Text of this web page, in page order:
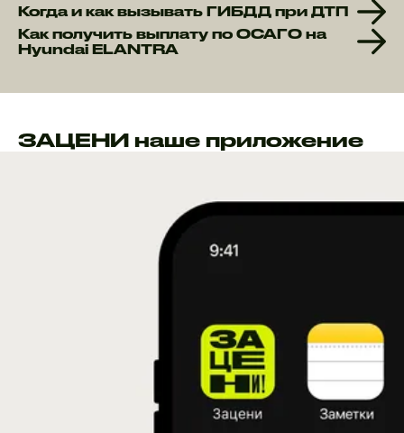
Когда и как вызывать ГИБДД при ДТП
Как получить выплату по ОСАГО на
Hyundai ELANTRA
ЗАЦЕНИ наше приложение